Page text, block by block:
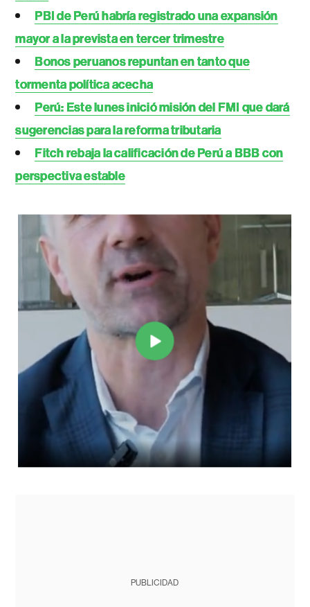
PBI de Perú habría registrado una expansión
mayor a la prevista en tercer trimestre
Bonos peruanos repuntan en tanto que
tormenta política acecha
Perú: Este lunes inició misión del FMI que dará
sugerencias para la reforma tributaria
Fitch rebaja la calificación de Perú a BBB con
perspectiva estable
PUBLICIDAD